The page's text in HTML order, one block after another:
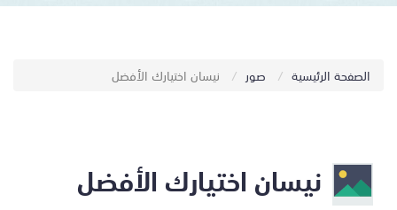
الصفحة الرئيسية صور نيسان اختيارك الأفضل
نيسان اختيارك الأفضل